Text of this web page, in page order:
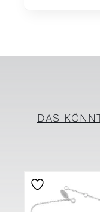
DAS